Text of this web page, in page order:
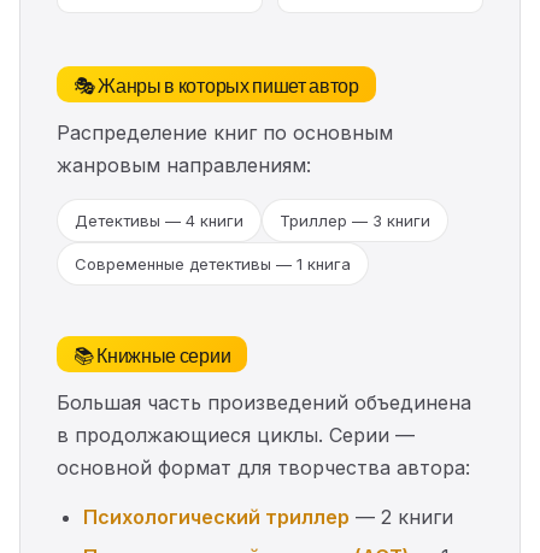
🎭 Жанры в которых пишет автор
Распределение книг по основным
жанровым направлениям:
Детективы — 4 книги Триллер — 3 книги
Современные детективы — 1 книга
📚 Книжные серии
Большая часть произведений объединена
в продолжающиеся циклы. Серии —
основной формат для творчества автора:
Психологический триллер — 2 книги